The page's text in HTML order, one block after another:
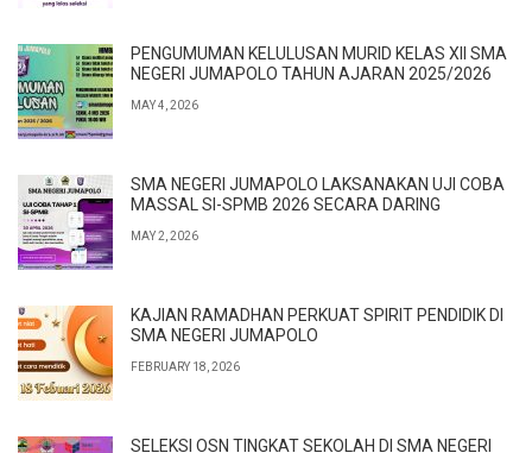
PENGUMUMAN KELULUSAN MURID KELAS XII SMA
NEGERI JUMAPOLO TAHUN AJARAN 2025/2026
MAY 4, 2026
SMA NEGERI JUMAPOLO LAKSANAKAN UJI COBA
MASSAL SI-SPMB 2026 SECARA DARING
MAY 2, 2026
KAJIAN RAMADHAN PERKUAT SPIRIT PENDIDIK DI
SMA NEGERI JUMAPOLO
FEBRUARY 18, 2026
SELEKSI OSN TINGKAT SEKOLAH DI SMA NEGERI